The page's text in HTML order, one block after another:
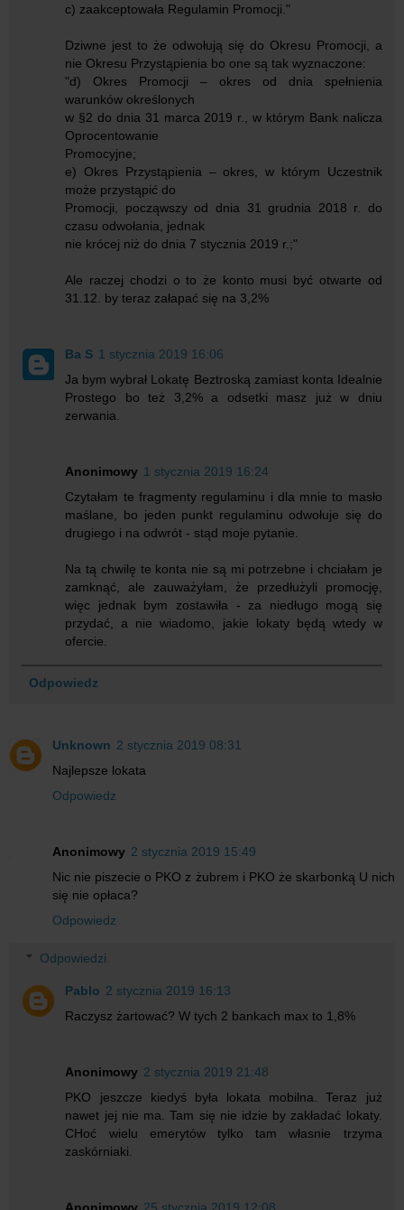
c) zaakceptowała Regulamin Promocji."
Dziwne jest to że odwołują się do Okresu Promocji, a
nie Okresu Przystąpienia bo one są tak wyznaczone:
"d) Okres Promocji – okres od dnia spełnienia
warunków określonych
w §2 do dnia 31 marca 2019 r., w którym Bank nalicza
Oprocentowanie
Promocyjne;
e) Okres Przystąpienia – okres, w którym Uczestnik
może przystąpić do
Promocji, począwszy od dnia 31 grudnia 2018 r. do
czasu odwołania, jednak
nie krócej niż do dnia 7 stycznia 2019 r.;"
Ale raczej chodzi o to że konto musi być otwarte od
31.12. by teraz załapać się na 3,2%
Ba S 1 stycznia 2019 16:06
Ja bym wybrał Lokatę Beztroską zamiast konta Idealnie
Prostego bo też 3,2% a odsetki masz już w dniu
zerwania.
Anonimowy 1 stycznia 2019 16:24
Czytałam te fragmenty regulaminu i dla mnie to masło
maślane, bo jeden punkt regulaminu odwołuje się do
drugiego i na odwrót - stąd moje pytanie.
Na tą chwilę te konta nie są mi potrzebne i chciałam je
zamknąć, ale zauważyłam, że przedłużyli promocję,
więc jednak bym zostawiła - za niedługo mogą się
przydać, a nie wiadomo, jakie lokaty będą wtedy w
ofercie.
Odpowiedz
Unknown 2 stycznia 2019 08:31
Najlepsze lokata
Odpowiedz
Anonimowy 2 stycznia 2019 15:49
Nic nie piszecie o PKO z żubrem i PKO że skarbonką U nich
się nie opłaca?
Odpowiedz
Odpowiedzi
Pablo 2 stycznia 2019 16:13
Raczysz żartować? W tych 2 bankach max to 1,8%
Anonimowy 2 stycznia 2019 21:48
PKO jeszcze kiedyś była lokata mobilna. Teraz już
nawet jej nie ma. Tam się nie idzie by zakładać lokaty.
CHoć wielu emerytów tylko tam własnie trzyma
zaskórniaki.